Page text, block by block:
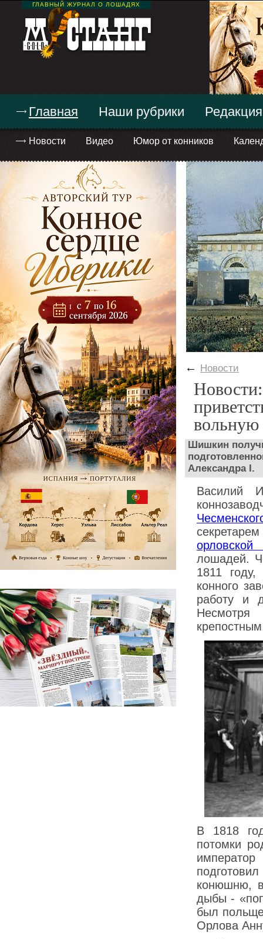
ГЛАВНЫЙ ЖУРНАЛ О ЛОШАДЯХ
Главная
Новости Видео Юмор от конников
Наши рубрики Редакция
← Новости
вольную
Шишкин
Александра I.
Василий
орловской
лошадей.
1811
конного
работу и
В 1818
потомки
конюшню,
дыбы -
был
Орлова